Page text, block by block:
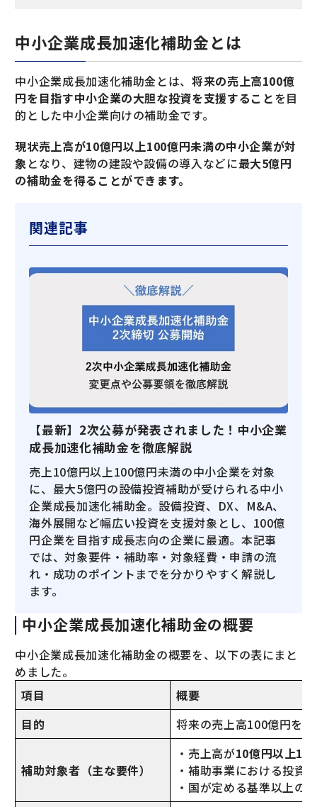
中小企業成長加速化補助金とは
中小企業成長加速化補助金とは、将来の売上高100億
円を目指す中小企業の大胆な投資を支援することを目
的とした中小企業向けの補助金です。
現状売上高が10億円以上100億円未満の中小企業が対
象となり、建物の建設や設備の導入などに最大5億円
の補助金を得ることができます。
関連記事
【最新】2次公募が発表されました！中小企業
成長加速化補助金を徹底解説
売上10億円以上100億円未満の中小企業を対象
に、最大5億円の設備投資補助が受けられる中小
企業成長加速化補助金。設備投資、DX、M&A、
海外展開など幅広い投資を支援対象とし、100億
円企業を目指す成長志向の企業に最適。本記事
では、対象要件・補助率・対象経費・申請の流
れ・成功のポイントまでを分かりやすく解説し
ます。
中小企業成長加速化補助金の概要
中小企業成長加速化補助金の概要を、以下の表にまと
めました。
項目
概要
目的
将来の売上高100億円を
補助対象者（主な要件）
・売上高が10億円以上
・補助事業における投資
・国が定める基準以上の